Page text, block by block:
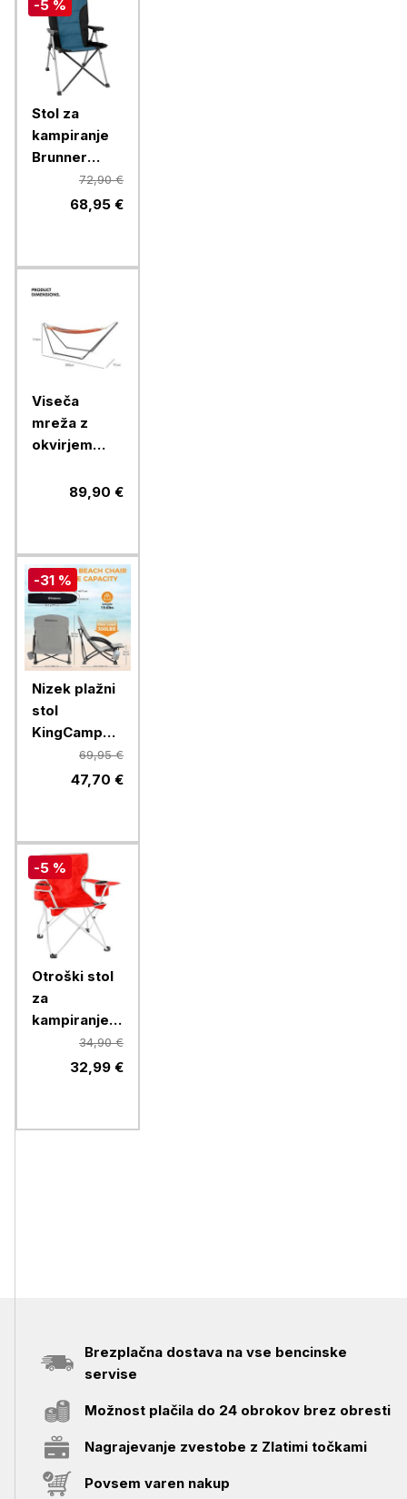
-5 %
Stol za
kampiranje
Brunner
RAPTOR
HIGHBACK,
72,90 €
68,95 €
Viseča
mreža z
okvirjem
VONDV-89,90 €
-31 %
Nizek plažni
stol
KingCamp
KC3841, siv
69,95 €
47,70 €
-5 %
Otroški stol
za
kampiranje
Brunner
ACTION KIDS
34,90 €
32,99 €
Brezplačna dostava na vse bencinske
servise
Možnost plačila do 24 obrokov brez obresti
Nagrajevanje zvestobe z Zlatimi točkami
Povsem varen nakup